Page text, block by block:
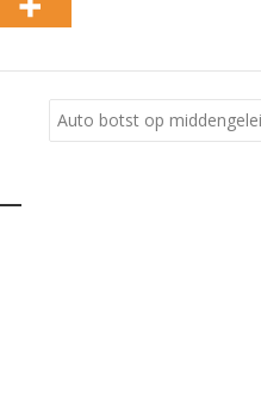
Auto botst op